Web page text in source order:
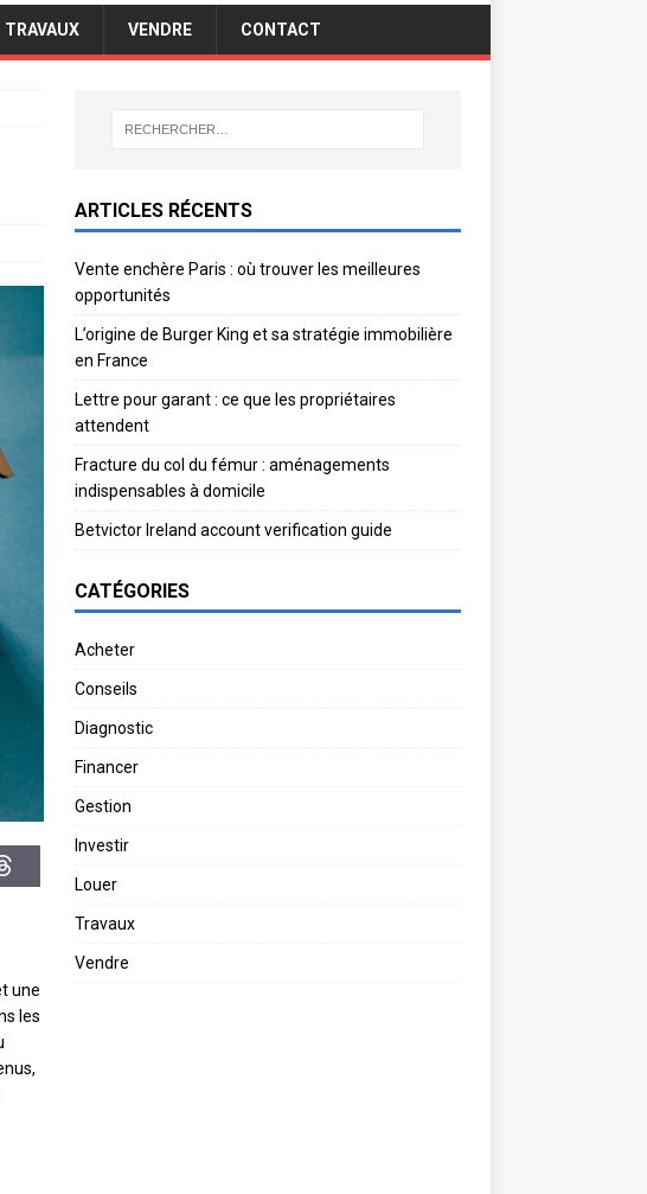
TRAVAUX VENDRE CONTACT
une
les
ARTICLES RÉCENTS
Vente enchère Paris : où trouver les meilleures
opportunités
L’origine de Burger King et sa stratégie immobilière
en France
Lettre pour garant : ce que les propriétaires
attendent
Fracture du col du fémur : aménagements
indispensables à domicile
Betvictor Ireland account verification guide
CATÉGORIES
Acheter
Conseils
Diagnostic
Financer
Gestion
Investir
Louer
Travaux
Vendre